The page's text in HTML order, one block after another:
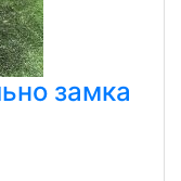
замка